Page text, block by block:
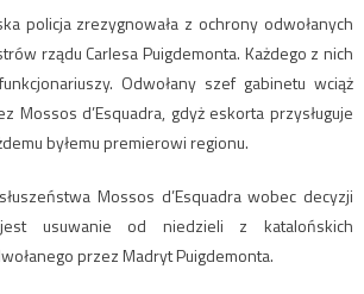
policja zrezygnowała z ochrony odwołanych
rządu Carlesa Puigdemonta. Każdego z nich
Odwołany szef gabinetu wciąż
Mossos d’Esquadra, gdyż eskorta przysługuje
byłemu premierowi regionu.
Mossos d’Esquadra wobec decyzji
usuwanie od niedzieli z katalońskich
przez Madryt Puigdemonta.